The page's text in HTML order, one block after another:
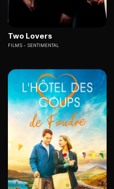
Two Lovers
FILMS SENTIMENTAL